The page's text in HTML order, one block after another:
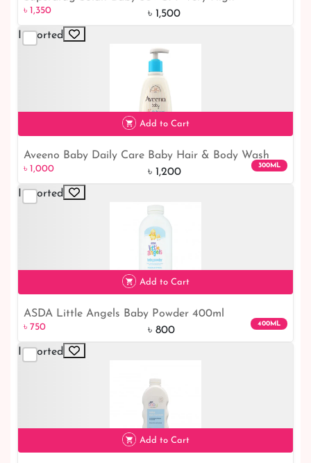
৳ 1,35010% off
Moisturising Sun Lotion Advanced UVA/UVB 200ml
৳ 1,350
৳ 1,500
Imported
৳ 1,00017% off
Add to Cart
Aveeno Baby Daily Care Baby Hair & Body Wash
300ml
৳ 1,000 ৳ 1,200
300ML
Imported
৳ 7506% off
Add to Cart
ASDA Little Angels Baby Powder 400ml
৳ 750 ৳ 800
400ML
Imported
Add to Cart